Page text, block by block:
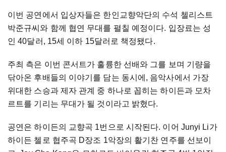
이번 공연에서 입상자들은 한인교향악단의 수석 첼리스트
박준규씨와 함께 협연 무대를 펼칠 예정이다. 입장료는 성
인 40달러, 15세 이하 15달러로 책정됐다.
주최 측은 이번 콘서트가 훌륭한 선배와 그를 보며 기량을
닦아온 후배들의 이야기를 담는 동시에, 음악사에서 가장
위대한 스승과 제자 관계 중 하나로 꼽히는 하이든과 모차
르트를 기리는 무대가 될 것이라고 밝혔다.
공연은 하이든의 교향곡 1번으로 시작된다. 이어 Junyi Li가
하이든 첼로 협주곡 D장조 1악장의 활기찬 연주를 선보이